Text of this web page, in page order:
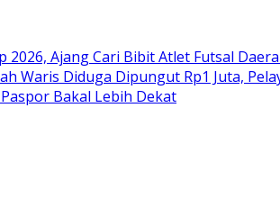
Ajang Cari Bibit Atlet Futsal
Waris Diduga Dipungut Rp1 Juta,
Bakal Lebih Dekat